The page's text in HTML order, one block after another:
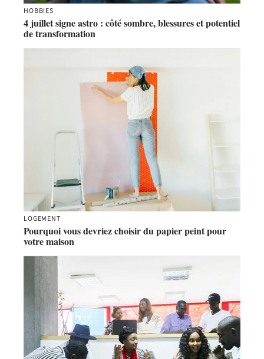
HOBBIES
4 juillet signe astro : côté sombre, blessures et potentiel
de transformation
LOGEMENT
Pourquoi vous devriez choisir du papier peint pour
votre maison